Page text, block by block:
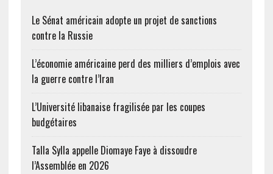
Le Sénat américain adopte un projet de sanctions
contre la Russie
L’économie américaine perd des milliers d’emplois avec
la guerre contre l’Iran
L’Université libanaise fragilisée par les coupes
budgétaires
Talla Sylla appelle Diomaye Faye à dissoudre
l’Assemblée en 2026